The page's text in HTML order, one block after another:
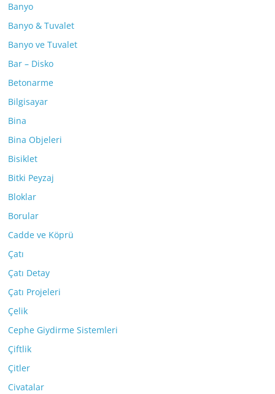
Banyo
Banyo & Tuvalet
Banyo ve Tuvalet
Bar – Disko
Betonarme
Bilgisayar
Bina
Bina Objeleri
Bisiklet
Bitki Peyzaj
Bloklar
Borular
Cadde ve Köprü
Çatı
Çatı Detay
Çatı Projeleri
Çelik
Cephe Giydirme Sistemleri
Çiftlik
Çitler
Civatalar